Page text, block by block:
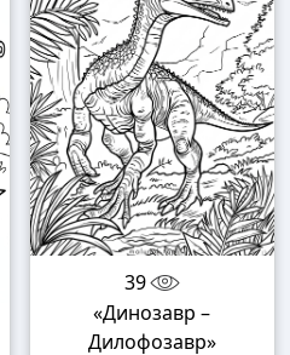
39
«Динозавр –
Дилофозавр»